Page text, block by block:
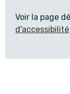
Voir la page
d'accessibilité